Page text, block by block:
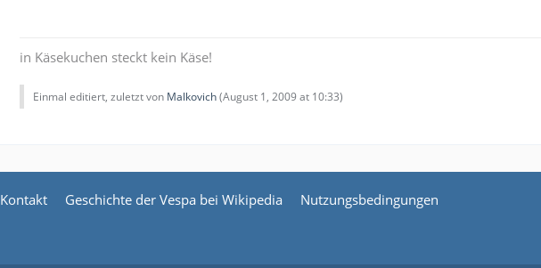
in Käsekuchen steckt kein Käse!
Einmal editiert, zuletzt von Malkovich(August 1, 2009 at 10:33)
Kontakt Geschichte der Vespa bei Wikipedia Nutzungsbedingungen